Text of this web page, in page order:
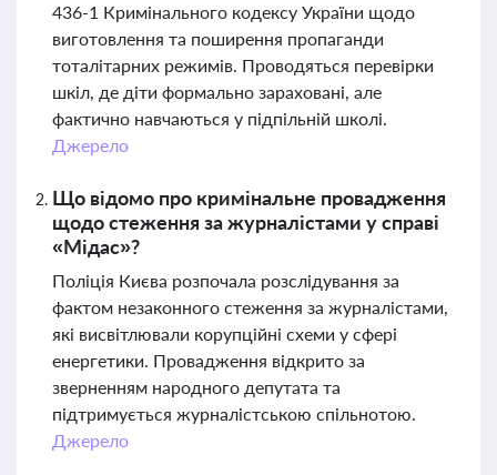
436-1 Кримінального кодексу України щодо
виготовлення та поширення пропаганди
тоталітарних режимів. Проводяться перевірки
шкіл, де діти формально зараховані, але
фактично навчаються у підпільній школі.
Джерело
Що відомо про кримінальне провадження
щодо стеження за журналістами у справі
«Мідас»?
Поліція Києва розпочала розслідування за
фактом незаконного стеження за журналістами,
які висвітлювали корупційні схеми у сфері
енергетики. Провадження відкрито за
зверненням народного депутата та
підтримується журналістською спільнотою.
Джерело